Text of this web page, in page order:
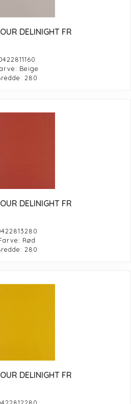
DELINIGHT FR
Beige
280
DELINIGHT FR
Rød
280
DELINIGHT FR